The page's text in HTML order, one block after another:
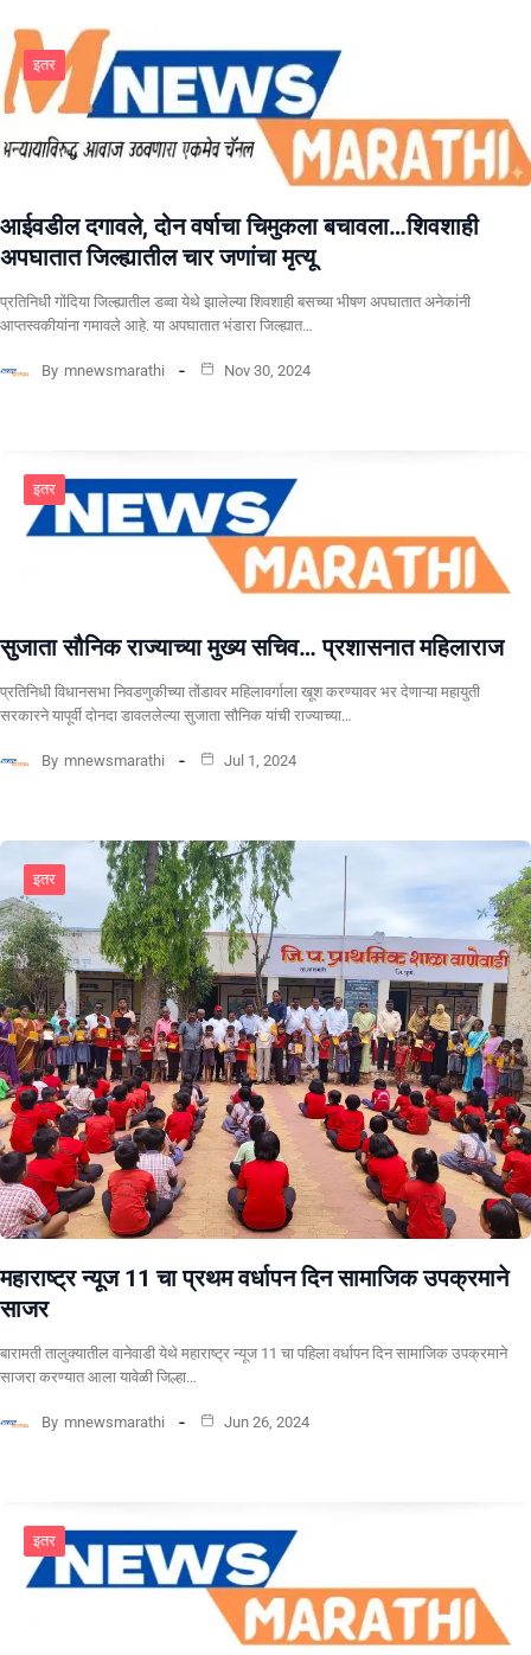
इतर
आईवडील दगावले, दोन वर्षाचा चिमुकला बचावला…शिवशाही
अपघातात जिल्ह्यातील चार जणांचा मृत्यू
प्रतिनिधी गोंदिया जिल्ह्यातील डव्वा येथे झालेल्या शिवशाही बसच्या भीषण अपघातात अनेकांनी
आप्तस्वकीयांना गमावले आहे. या अपघातात भंडारा जिल्ह्यात…
By mnewsmarathi Nov 30, 2024
इतर
सुजाता सौनिक राज्याच्या मुख्य सचिव… प्रशासनात महिलाराज
प्रतिनिधी विधानसभा निवडणुकीच्या तोंडावर महिलावर्गाला खूश करण्यावर भर देणाऱ्या महायुती
सरकारने यापूर्वी दोनदा डावललेल्या सुजाता सौनिक यांची राज्याच्या…
By mnewsmarathi Jul 1, 2024
इतर
महाराष्ट्र न्यूज 11 चा प्रथम वर्धापन दिन सामाजिक उपक्रमाने
साजर
बारामती तालुक्यातील वानेवाडी येथे महाराष्ट्र न्यूज 11 चा पहिला वर्धापन दिन सामाजिक उपक्रमाने
साजरा करण्यात आला यावेळी जिल्हा…
By mnewsmarathi Jun 26, 2024
इतर